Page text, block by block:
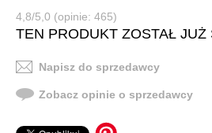
4,8/5,0 (opinie: 465)
TEN PRODUKT ZOSTAŁ JUŻ
Napisz do sprzedawcy
Zobacz opinie o sprzedawcy